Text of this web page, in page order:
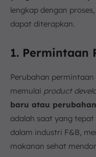
lengkap dengan
dapat diterapkan.
1. Permintaan
Perubahan
memulai product
baru atau
adalah saat yang
dalam industri F&B,
makanan sehat